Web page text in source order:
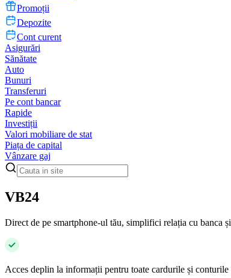
Promoții
Depozite
Cont curent
Asigurări
Sănătate
Auto
Bunuri
Transferuri
Pe cont bancar
Rapide
Investiții
Valori mobiliare de stat
Piața de capital
Vânzare gaj
VB24
Direct de pe smartphone-ul tău, simplifici relația cu
Acces deplin la informații pentru toate cardurile și